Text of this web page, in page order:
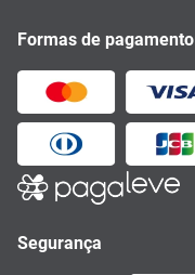
Formas de pagamento
Segurança